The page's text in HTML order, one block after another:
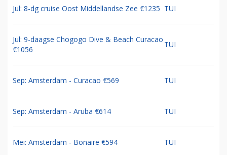
Jul: 8-dg cruise Oost Middellandse Zee €1235 TUI
Jul: 9-daagse Chogogo Dive & Beach Curacao
€1056
TUI
Sep: Amsterdam - Curacao €569 TUI
Sep: Amsterdam - Aruba €614 TUI
Mei: Amsterdam - Bonaire €594 TUI